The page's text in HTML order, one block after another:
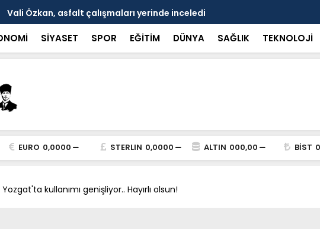
Vali Özkan, asfalt çalışmaları yerinde inceledi
SİYASET SPOR EĞİTİM DÜNYA SAĞLIK TEKNOLOJİ
EURO 0,0000 STERLIN 0,0000 ALTIN 000,00 BİST
Yozgat'ta kullanımı genişliyor.. Hayırlı olsun!